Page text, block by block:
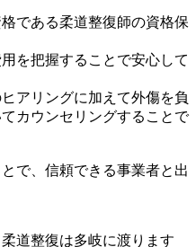
である柔道整復師の資格保
を把握することで安心して
アリングに加えて外傷を負
カウンセリングすることで
で、信頼できる事業者と出
道整復は多岐に渡ります